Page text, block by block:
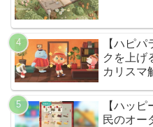
【ハピ
クを上げ
カリスマ
【ハッ
民のオー